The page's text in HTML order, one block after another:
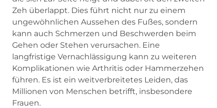
Zeh überlappt. Dies führt nicht nur zu einem
ungewöhnlichen Aussehen des Fußes, sondern
kann auch Schmerzen und Beschwerden beim
Gehen oder Stehen verursachen. Eine
langfristige Vernachlässigung kann zu weiteren
Komplikationen wie Arthritis oder Hammerzehen
führen. Es ist ein weitverbreitetes Leiden, das
Millionen von Menschen betrifft, insbesondere
Frauen.